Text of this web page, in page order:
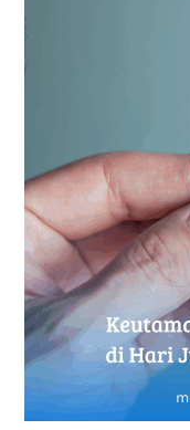
Islam